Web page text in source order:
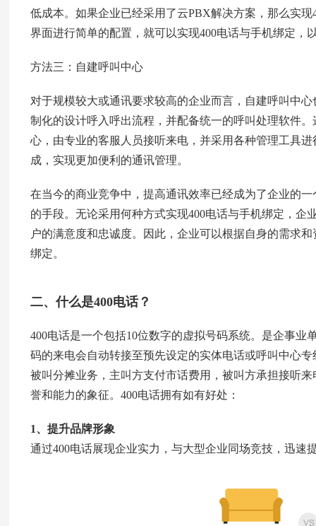
低成本。如果企业已经采用了云PBX解决方案，那么实
界面进行简单的配置，就可以实现400电话与手机绑定，
方法三：自建呼叫中心
对于规模较大或通讯要求较高的企业而言，自建呼叫中
制化的设计呼入呼出流程，并配备统一的呼叫处理软件
心，由专业的客服人员接听来电，并采用各种管理工具
成，实现更加便利的通讯管理。
在当今的商业竞争中，提高通讯效率已经成为了企业的
的手段。无论采用何种方式实现400电话与手机绑定，
户的满意度和忠诚度。因此，企业可以根据自身的需求
绑定。
二、什么是400电话？
400电话是一个包括10位数字的虚拟号码系统。是企事
码的来电会自动转接至预先设定的实体电话或呼叫中心
被叫分摊业务，主叫方支付市话费用，被叫方承担接听
誉和能力的象征。400电话拥有如有好处：
1、提升品牌形象
通过400电话展现企业实力，与大型企业同场竞技，迅速